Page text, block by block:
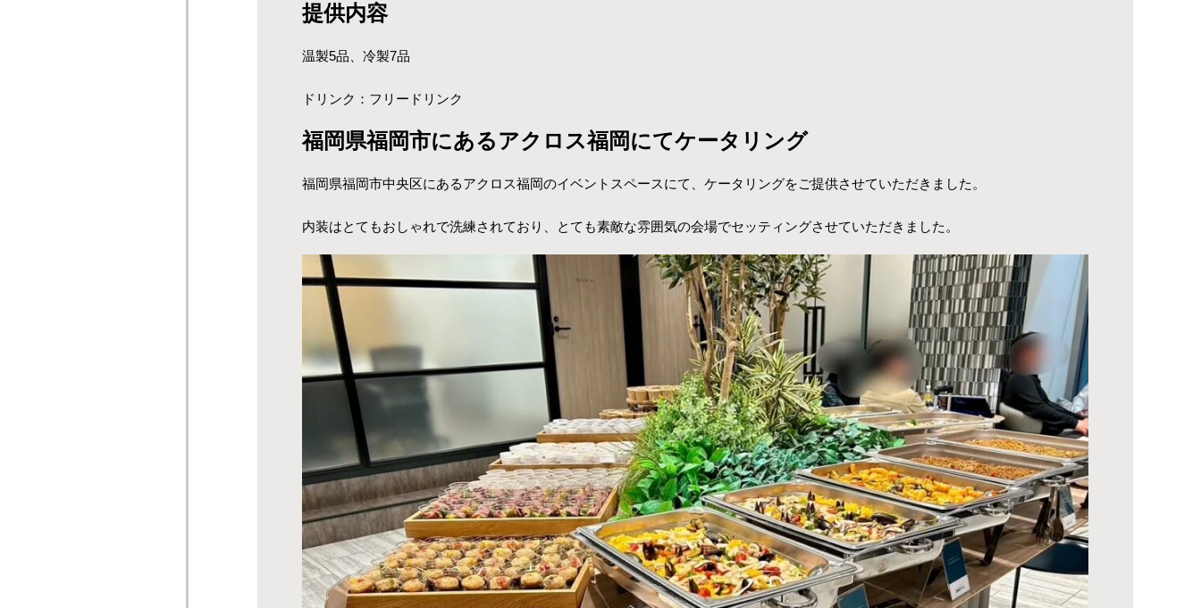
提供内容
温製5品、冷製7品
ドリンク：フリードリンク
福岡県福岡市にあるアクロス福岡にてケータリング
福岡県福岡市中央区にあるアクロス福岡のイベントスペースにて、ケータリングをご提供させていただきました。
内装はとてもおしゃれで洗練されており 、とても素敵な雰囲気の会場でセッティングさせていただきました。